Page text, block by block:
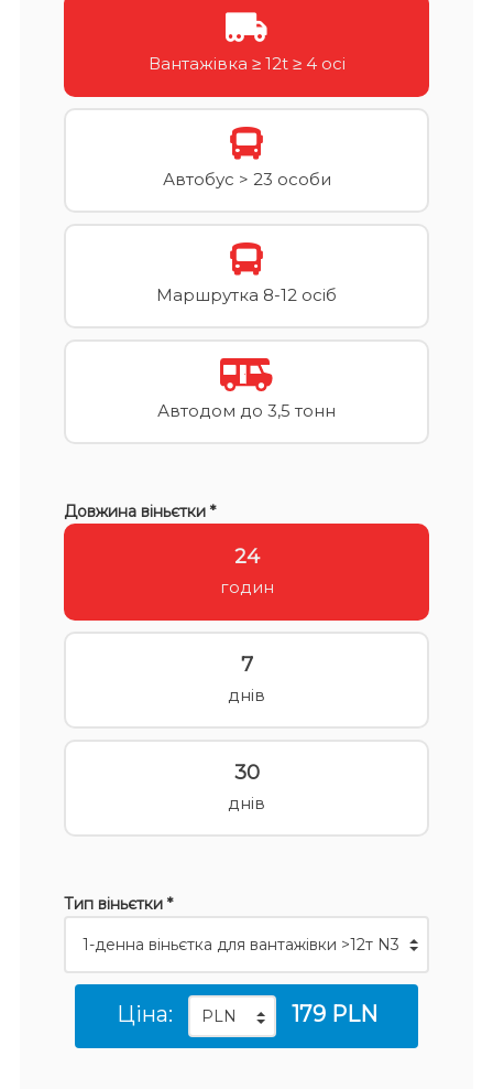
Вантажівка ≥ 12t ≥ 4 осі
Автобус > 23 особи
Маршрутка 8-12 осіб
Автодом до 3,5 тонн
Довжина віньєтки *
24
годин
7
днів
30
днів
Тип віньєтки *
Ціна: 179 PLN